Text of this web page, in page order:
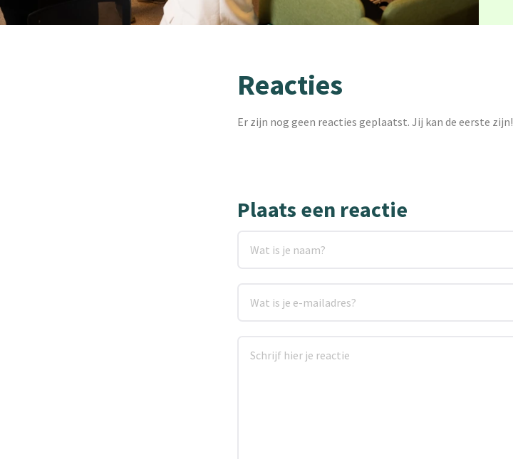
Reacties
Er zijn nog geen reacties geplaatst. Jij kan de eerste zijn!
Plaats een reactie